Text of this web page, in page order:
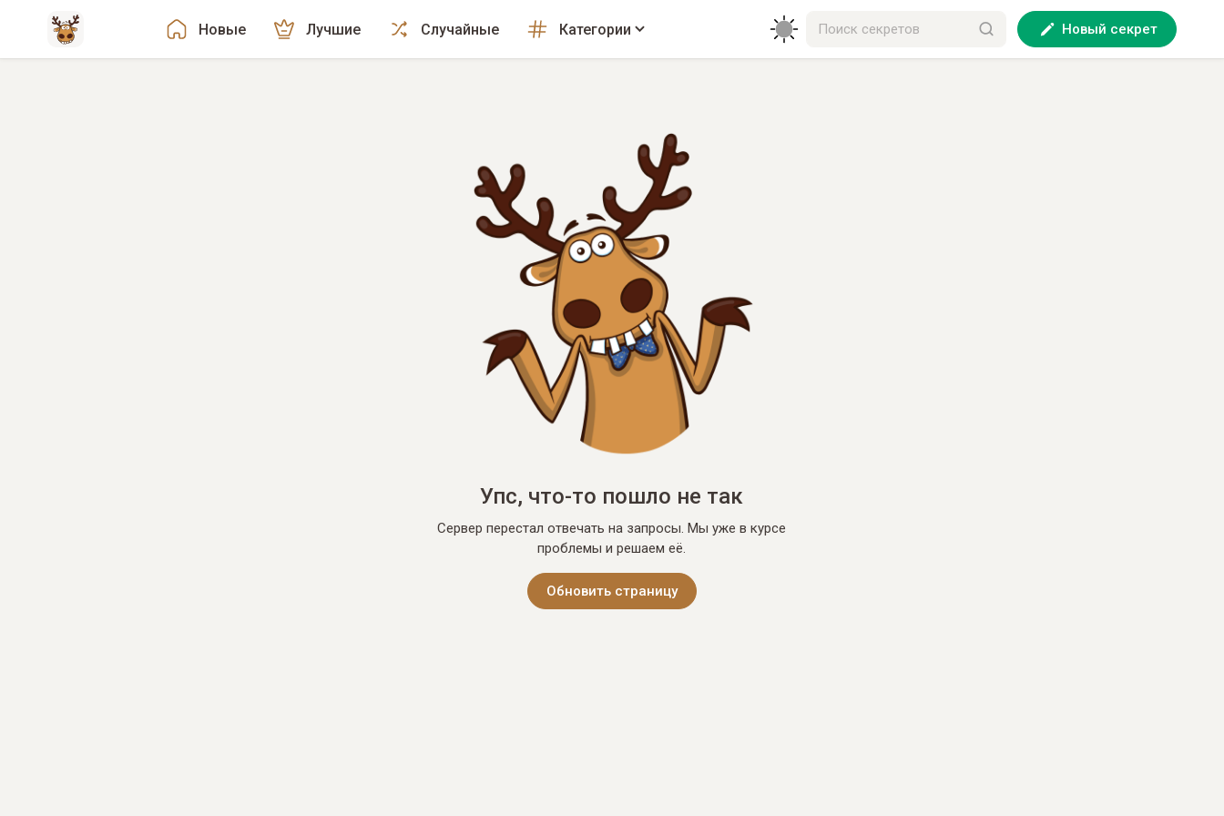
Новые Лучшие Случайные Категории Новый секрет
Упс, что-то пошло не так
Сервер перестал отвечать на запросы. Мы уже в курсе
проблемы и решаем её.
Обновить страницу